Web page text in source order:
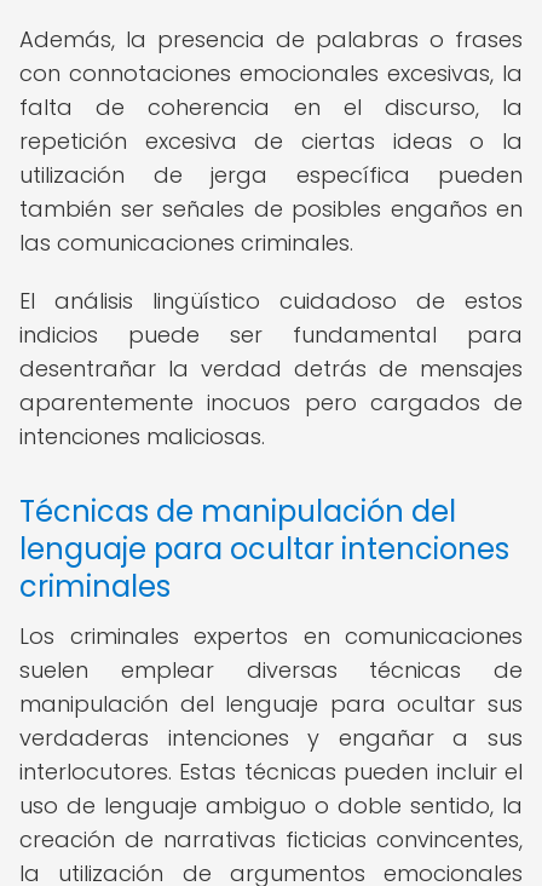
Además, la presencia de palabras o frases
con connotaciones emocionales excesivas, la
falta de coherencia en el discurso, la
repetición excesiva de ciertas ideas o la
utilización de jerga específica pueden
también ser señales de posibles engaños en
las comunicaciones criminales.
El análisis lingüístico cuidadoso de estos
indicios puede ser fundamental para
desentrañar la verdad detrás de mensajes
aparentemente inocuos pero cargados de
intenciones maliciosas.
Técnicas de manipulación del
lenguaje para ocultar intenciones
criminales
Los criminales expertos en comunicaciones
suelen emplear diversas técnicas de
manipulación del lenguaje para ocultar sus
verdaderas intenciones y engañar a sus
interlocutores. Estas técnicas pueden incluir el
uso de lenguaje ambiguo o doble sentido, la
creación de narrativas ficticias convincentes,
la utilización de argumentos emocionales